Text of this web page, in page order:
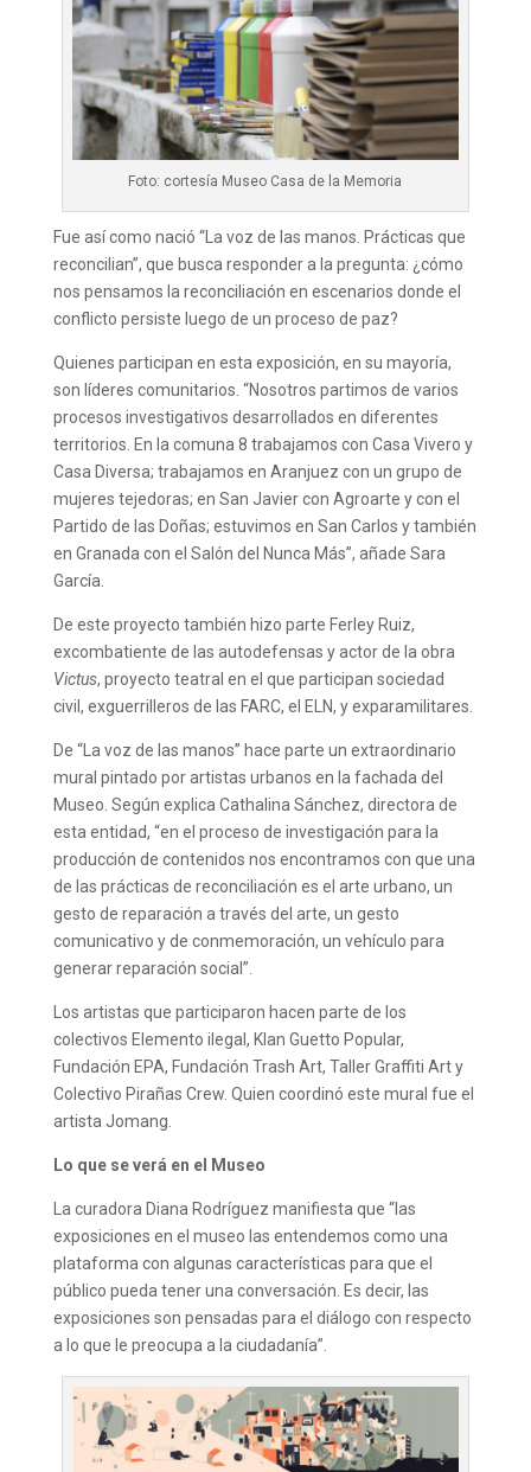
Foto: cortesía Museo Casa de la Memoria
Fue así como nació “La voz de las manos. Prácticas que
reconcilian”, que busca responder a la pregunta: ¿cómo
nos pensamos la reconciliación en escenarios donde el
conflicto persiste luego de un proceso de paz?
Quienes participan en esta exposición, en su mayoría,
son líderes comunitarios. “Nosotros partimos de varios
procesos investigativos desarrollados en diferentes
territorios. En la comuna 8 trabajamos con Casa Vivero y
Casa Diversa; trabajamos en Aranjuez con un grupo de
mujeres tejedoras; en San Javier con Agroarte y con el
Partido de las Doñas; estuvimos en San Carlos y también
en Granada con el Salón del Nunca Más”, añade Sara
García.
De este proyecto también hizo parte Ferley Ruiz,
excombatiente de las autodefensas y actor de la obra
Victus, proyecto teatral en el que participan sociedad
civil, exguerrilleros de las FARC, el ELN, y exparamilitares.
De “La voz de las manos” hace parte un extraordinario
mural pintado por artistas urbanos en la fachada del
Museo. Según explica Cathalina Sánchez, directora de
esta entidad, “en el proceso de investigación para la
producción de contenidos nos encontramos con que una
de las prácticas de reconciliación es el arte urbano, un
gesto de reparación a través del arte, un gesto
comunicativo y de conmemoración, un vehículo para
generar reparación social”.
Los artistas que participaron hacen parte de los
colectivos Elemento ilegal, Klan Guetto Popular,
Fundación EPA, Fundación Trash Art, Taller Graffiti Art y
Colectivo Pirañas Crew. Quien coordinó este mural fue el
artista Jomang.
Lo que se verá en el Museo
La curadora Diana Rodríguez manifiesta que “las
exposiciones en el museo las entendemos como una
plataforma con algunas características para que el
público pueda tener una conversación. Es decir, las
exposiciones son pensadas para el diálogo con respecto
a lo que le preocupa a la ciudadanía”.